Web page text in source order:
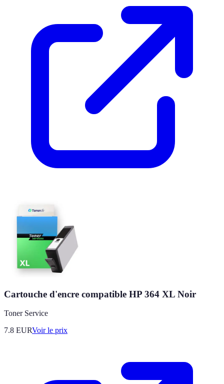
Cartouche d'encre compatible HP 364 XL Noir
Toner Service
7.8 EURVoir le prix